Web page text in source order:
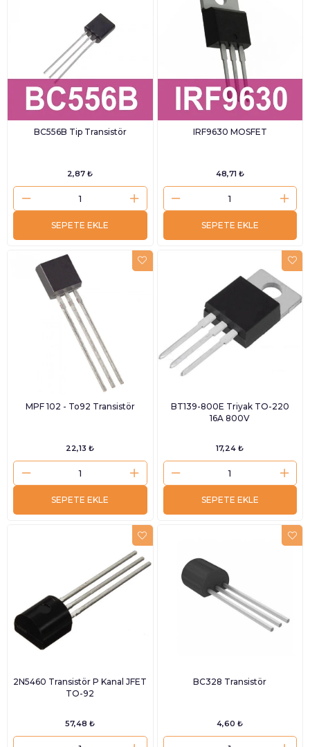
BC556B Tip Transistör
2,87 ₺
SEPETE EKLE
IRF9630 MOSFET
48,71 ₺
SEPETE EKLE
MPF 102 - To92 Transistör
22,13 ₺
SEPETE EKLE
BT139-800E Triyak TO-220
16A 800V
17,24 ₺
SEPETE EKLE
2N5460 Transistör P Kanal JFET
TO-92
57,48 ₺
BC328 Transistör
4,60 ₺